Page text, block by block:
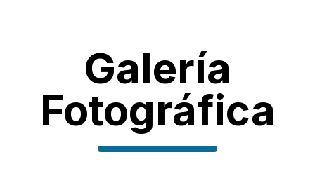
Galería
Fotográfica